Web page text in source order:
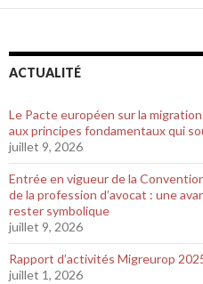
ACTUALITÉ
Le Pacte européen sur la
aux principes fondamentaux qui
juillet 9, 2026
Entrée en vigueur de la
de la profession d’avocat : une
rester symbolique
juillet 9, 2026
Rapport d’activités Migreurop
juillet 1, 2026